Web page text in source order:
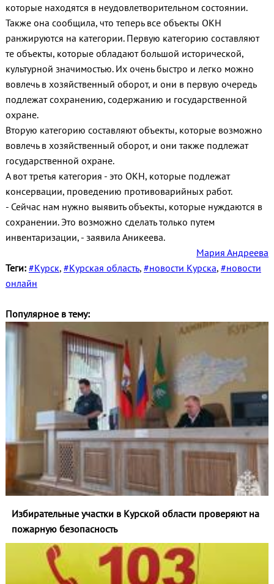
которые находятся в неудовлетворительном состоянии.
Также она сообщила, что теперь все объекты ОКН
ранжируются на категории. Первую категорию составляют
те объекты, которые обладают большой исторической,
культурной значимостью. Их очень быстро и легко можно
вовлечь в хозяйственный оборот, и они в первую очередь
подлежат сохранению, содержанию и государственной
охране.
Вторую категорию составляют объекты, которые возможно
вовлечь в хозяйственный оборот, и они также подлежат
государственной охране.
А вот третья категория - это ОКН, которые подлежат
консервации, проведению противоварийных работ.
- Сейчас нам нужно выявить объекты, которые нуждаются в
сохранении. Это возможно сделать только путем
инвентаризации, - заявила Аникеева.
Мария Андреева
Теги: #Курск, #Курская область, #новости Курска, #новости
онлайн
Популярное в тему:
Избирательные участки в Курской области проверяют на
пожарную безопасность